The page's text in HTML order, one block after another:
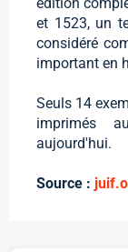
et 1523, un
considéré
important en
Seuls 14
imprimés
aujourd'hui.
Source :